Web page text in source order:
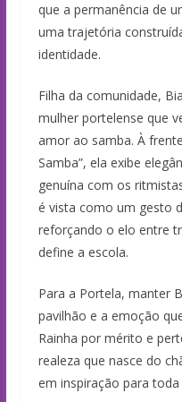
que a permanência de
uma trajetória
identidade.
Filha da comunidade,
mulher portelense que
amor ao samba. À
Samba”, ela exibe
genuína com os
é vista como um gesto
reforçando o elo entre
define a escola.
Para a Portela, manter
pavilhão e a emoção
Rainha por mérito e
realeza que nasce do
em inspiração para